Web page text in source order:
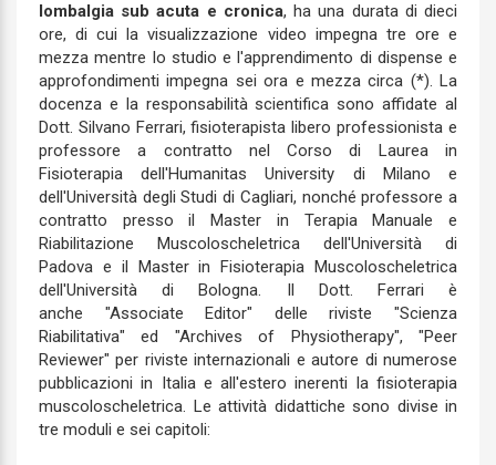
lombalgia sub acuta e cronica, ha una durata di dieci
ore, di cui la visualizzazione video impegna tre ore e
mezza mentre lo studio e l'apprendimento di dispense e
approfondimenti impegna sei ora e mezza circa (*). La
docenza e la responsabilità scientifica sono affidate al
Dott. Silvano Ferrari, fisioterapista libero professionista e
professore a contratto nel Corso di Laurea in
Fisioterapia dell'Humanitas University di Milano e
dell'Università degli Studi di Cagliari, nonché professore a
contratto presso il Master in Terapia Manuale e
Riabilitazione Muscoloscheletrica dell'Università di
Padova e il Master in Fisioterapia Muscoloscheletrica
dell'Università di Bologna. Il Dott. Ferrari è
anche "Associate Editor" delle riviste "Scienza
Riabilitativa" ed "Archives of Physiotherapy", "Peer
Reviewer" per riviste internazionali e autore di numerose
pubblicazioni in Italia e all'estero inerenti la fisioterapia
muscoloscheletrica. Le attività didattiche sono divise in
tre moduli e sei capitoli: